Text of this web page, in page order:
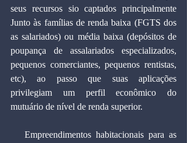
seus recursos sio captados principalmente
Junto às famílias de renda baixa (FGTS dos
as salariados) ou média baixa (depósitos de
poupança de assalariados especializados,
pequenos comerciantes, pequenos rentistas,
etc), ao passo que suas aplicações
privilegiam um perfil econômico do
mutuário de nível de renda superior.